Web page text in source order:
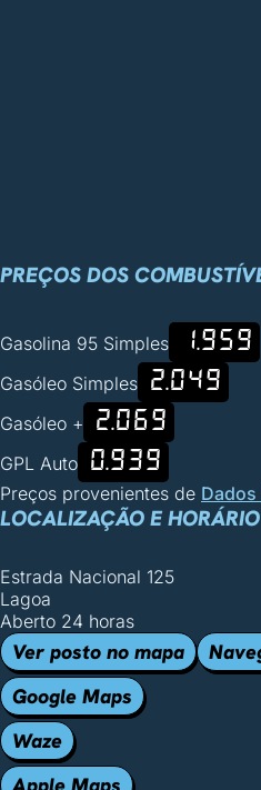
PREÇOS DOS
Gasolina 95 Simples 1.959
Gasóleo Simples 2.049
Gasóleo + 2.069
GPL Auto 0.939
Preços provenientes de Dados
LOCALIZAÇÃO E HORÁRIO
Estrada Nacional 125
Lagoa
Aberto 24 horas
Ver posto no mapa
Google Maps
Waze